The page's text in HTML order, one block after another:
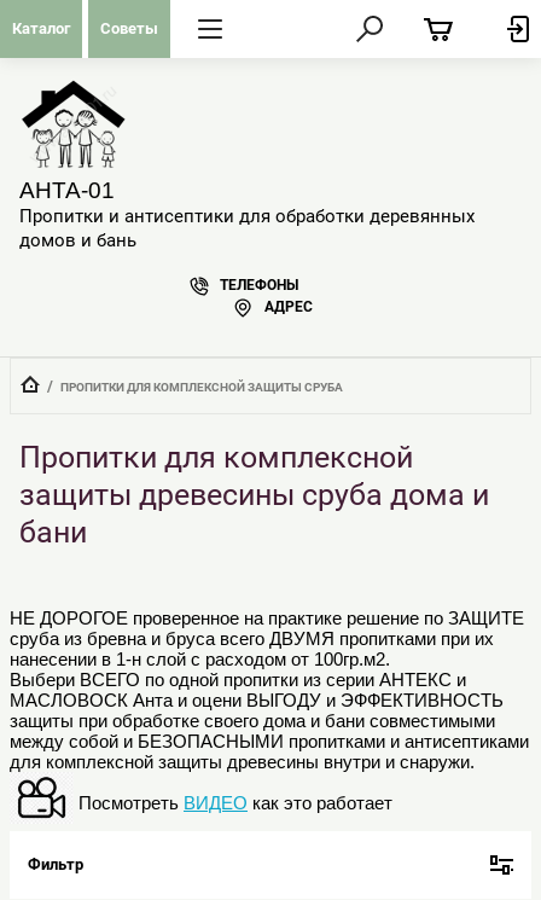
Каталог Советы
АНТА-01
Пропитки и антисептики для обработки деревянных
домов и бань
ТЕЛЕФОНЫ
АДРЕС
  /
ПРОПИТКИ ДЛЯ КОМПЛЕКСНОЙ ЗАЩИТЫ СРУБА
Пропитки для комплексной
защиты древесины сруба дома и
бани
НЕ ДОРОГОЕ проверенное на практике решение по ЗАЩИТЕ
сруба из бревна и бруса всего ДВУМЯ пропитками при их
нанесении в 1-н слой с расходом от 100гр.м2.
Выбери ВСЕГО по одной пропитки из серии АНТЕКС и
МАСЛОВОСК Анта и оцени ВЫГОДУ и ЭФФЕКТИВНОСТЬ
защиты при обработке своего дома и бани совместимыми
между собой и БЕЗОПАСНЫМИ пропитками и антисептиками
для комплексной защиты древесины внутри и снаружи.
Посмотреть ВИДЕО как это работает
Фильтр